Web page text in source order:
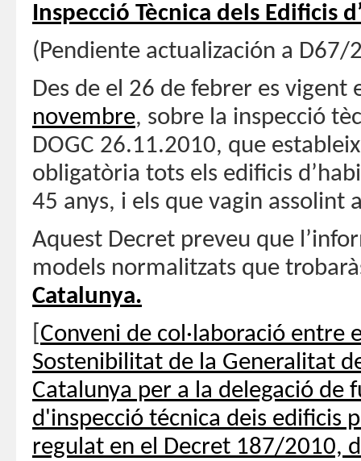
Inspecció Tècnica dels Edificis
(Pendiente actualización a D67/
Des de el 26 de febrer es vigent
novembre, sobre la inspecció
DOGC 26.11.2010, que
obligatòria tots els edificis
45 anys, i els que vagin assolint
Aquest Decret preveu que
models normalitzats que
Catalunya.
Conveni de col·laboració
Sostenibilitat de la Generalitat
Catalunya per a la delegació de
d'inspecció técnica deis
regulat en el Decret 187/2010,